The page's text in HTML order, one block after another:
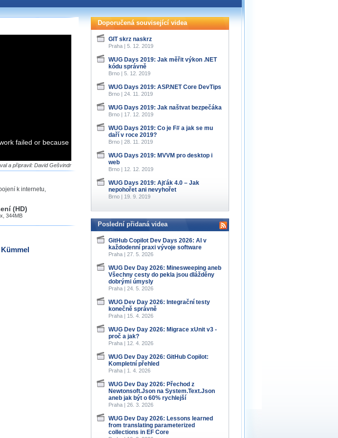
failed or because
a připravil: David Gešvindr
k internetu,
(HD)
344MB
Doporučená související videa
GIT skrz naskrz
Praha | 5. 12. 2019
WUG Days 2019: Jak měřit výkon .NET
kódu správně
Brno | 5. 12. 2019
WUG Days 2019: ASP.NET Core DevTips
Brno | 24. 11. 2019
WUG Days 2019: Jak naštvat bezpečáka
Brno | 17. 12. 2019
WUG Days 2019: Co je F# a jak se mu
daří v roce 2019?
Brno | 28. 11. 2019
WUG Days 2019: MVVM pro desktop i
web
Brno | 12. 12. 2019
WUG Days 2019: Ajťák 4.0 – Jak
nepohořet ani nevyhořet
Brno | 19. 9. 2019
Poslední přidaná videa
GitHub Copilot Dev Days 2026: AI v
každodenní praxi vývoje software
Praha | 27. 5. 2026
WUG Dev Day 2026: Minesweeping aneb
Všechny cesty do pekla jsou dlážděny
dobrými úmysly
Praha | 24. 5. 2026
WUG Dev Day 2026: Integrační testy
konečně správně
Praha | 15. 4. 2026
WUG Dev Day 2026: Migrace xUnit v3 -
proč a jak?
Praha | 12. 4. 2026
WUG Dev Day 2026: GitHub Copilot:
Kompletní přehled
Praha | 1. 4. 2026
WUG Dev Day 2026: Přechod z
Newtonsoft.Json na System.Text.Json
aneb jak být o 60% rychlejší
Praha | 26. 3. 2026
WUG Dev Day 2026: Lessons learned
from translating parameterized
collections in EF Core